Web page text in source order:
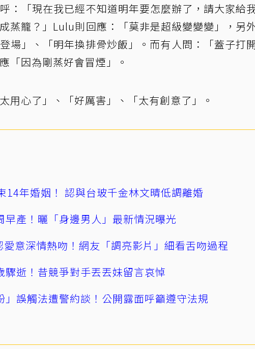
：「現在我已經不知道明年要怎麼辦了，請大家給
蒸籠？」Lulu則回應：「莫非是超級變變變」，另
場」、「明年換排骨炒飯」。而有人問：「蓋子打
「因為剛蒸好會冒煙」。
用心了」、「好厲害」、「太有創意了」。
14年婚姻！ 認與台玻千金林文晴低調離婚
早產！曬「身邊男人」最新情況曝光
意深情熱吻！網友「調亮影片」細看舌吻過程
驟逝！昔競爭對手丟丟妹留言哀悼
」誤觸法遭警約談！公開露面呼籲遵守法規